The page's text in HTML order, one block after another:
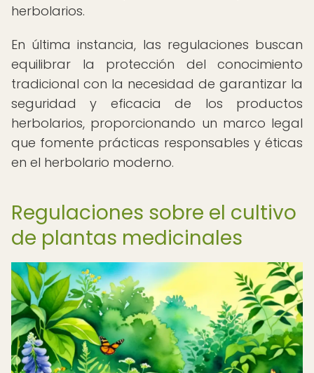
herbolarios.
En última instancia, las regulaciones buscan
equilibrar la protección del conocimiento
tradicional con la necesidad de garantizar la
seguridad y eficacia de los productos
herbolarios, proporcionando un marco legal
que fomente prácticas responsables y éticas
en el herbolario moderno.
Regulaciones sobre el cultivo
de plantas medicinales